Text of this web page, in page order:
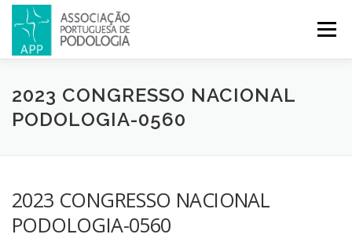
Menu
APP PODOLOGIA LICENCIATURA EM PODOLOGIA
CONGRESSOS REVISTA CONTACTOS
2023 CONGRESSO NACIONAL
PODOLOGIA-0560
2023 CONGRESSO NACIONAL
PODOLOGIA-0560